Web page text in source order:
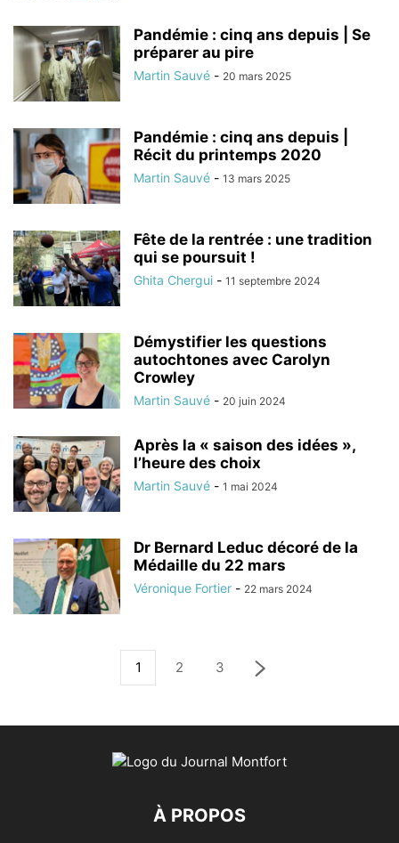
Pandémie : cinq ans depuis | Se
préparer au pire
Martin Sauvé - 20 mars 2025
Pandémie : cinq ans depuis |
Récit du printemps 2020
Martin Sauvé - 13 mars 2025
Fête de la rentrée : une tradition
qui se poursuit !
Ghita Chergui - 11 septembre 2024
Démystifier les questions
autochtones avec Carolyn
Crowley
Martin Sauvé - 20 juin 2024
Après la « saison des idées »,
l’heure des choix
Martin Sauvé - 1 mai 2024
Dr Bernard Leduc décoré de la
Médaille du 22 mars
Véronique Fortier - 22 mars 2024
1 2 3
À PROPOS